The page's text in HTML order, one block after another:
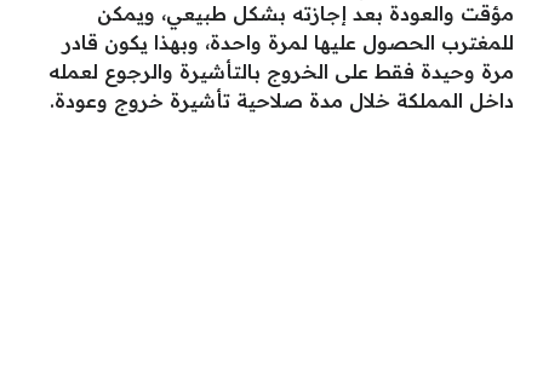
مؤقت والعودة بعد إجازته بشكل طبيعي، ويمكن
للمغترب الحصول عليها لمرة واحدة، وبهذا يكون قادر
مرة وحيدة فقط على الخروج بالتأشيرة والرجوع لعمله
داخل المملكة خلال مدة صلاحية تأشيرة خروج وعودة.